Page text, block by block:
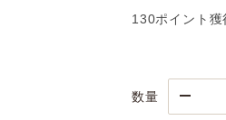
130ポイント獲
数量